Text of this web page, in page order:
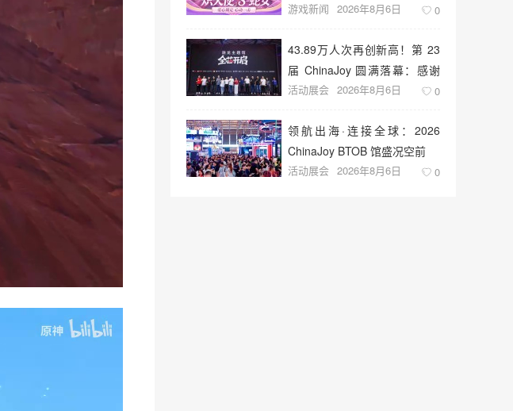
盛宴开启
游戏新闻 2026年8月6日 0
43.89万人次再创新高！第 23
届 ChinaJoy 圆满落幕：感谢
有你，共赴这场“与 AI 同游”的
活动展会 2026年8月6日 0
领航出海·连接全球：2026
ChinaJoy BTOB 馆盛况空前
活动展会 2026年8月6日 0